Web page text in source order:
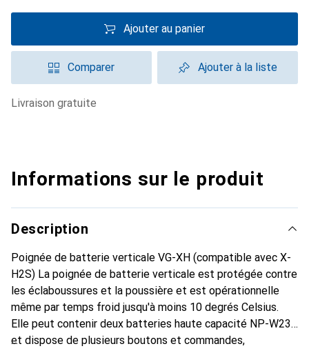
Ajouter au panier
Comparer Ajouter à la liste
livraison gratuite
Informations sur le produit
Description
Poignée de batterie verticale VG-XH (compatible avec X-
H2S) La poignée de batterie verticale est protégée contre
les éclaboussures et la poussière et est opérationnelle
même par temps froid jusqu'à moins 10 degrés Celsius.
Elle peut contenir deux batteries haute capacité NP-W235
et dispose de plusieurs boutons et commandes,